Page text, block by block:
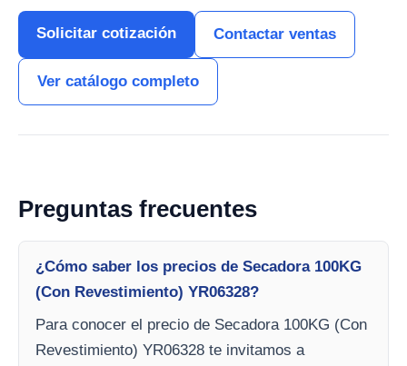
Solicitar cotización Contactar ventas
Ver catálogo completo
Preguntas frecuentes
¿Cómo saber los precios de Secadora 100KG
(Con Revestimiento) YR06328?
Para conocer el precio de Secadora 100KG (Con
Revestimiento) YR06328 te invitamos a